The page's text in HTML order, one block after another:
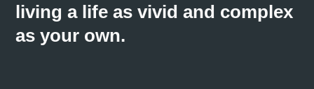
living a life as vivid and complex
as your own.